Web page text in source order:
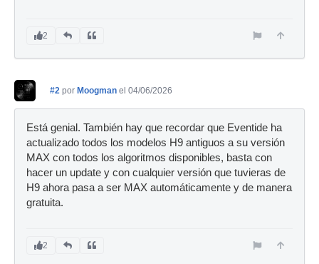
2
#2 por Moogman el 04/06/2026
Está genial. También hay que recordar que Eventide ha
actualizado todos los modelos H9 antiguos a su versión
MAX con todos los algoritmos disponibles, basta con
hacer un update y con cualquier versión que tuvieras de
H9 ahora pasa a ser MAX automáticamente y de manera
gratuita.
2